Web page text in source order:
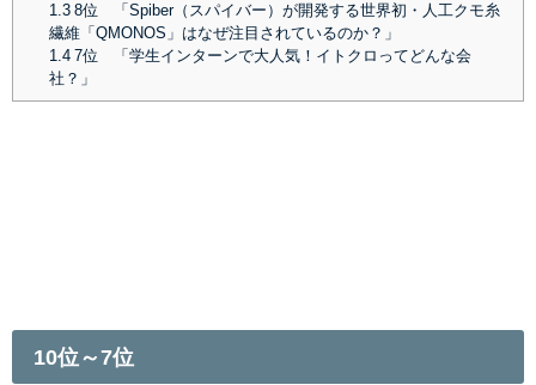
1.38位 「Spiber（スパイバー）が開発する世界初・人工クモ糸
繊維「QMONOS」はなぜ注目されているのか？」
1.47位 「学生インターンで大人気！イトクロってどんな会
社？」
10位～7位